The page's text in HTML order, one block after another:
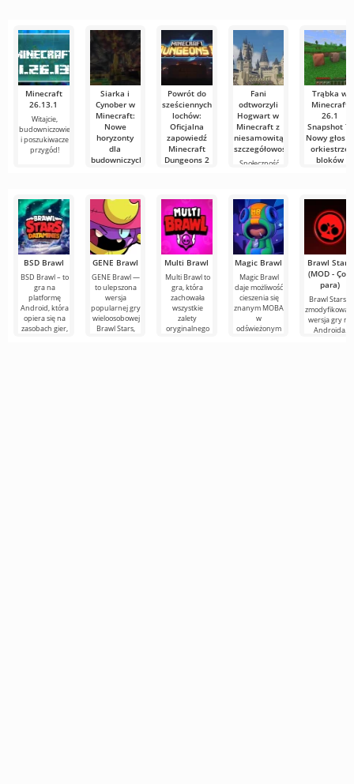
Minecraft
26.13.1
Witajcie,
budowniczowie
i poszukiwacze
przygód!
Siarka i
Cynober w
Minecraft:
Nowe
horyzonty
dla
budowniczych
Minecrafta
Powrót do
sześciennych
lochów:
Oficjalna
zapowiedź
Minecraft
Dungeons 2
popularnego
RPG
Fani
odtworzyli
Hogwart w
Minecraft z
niesamowitą
szczegółowością
Społeczność
Trąbka w
Minecraft
26.1
Snapshot 7:
Nowy głos w
orkiestrze
bloków
BSD Brawl
BSD Brawl – to
gra na
platformę
Android, która
opiera się na
zasobach gier,
GENE Brawl
GENE Brawl —
to ulepszona
wersja
popularnej gry
wieloosobowej
Brawl Stars,
Multi Brawl
Multi Brawl to
gra, która
zachowała
wszystkie
zalety
oryginalnego
Magic Brawl
Magic Brawl
daje możliwość
cieszenia się
znanym MOBA
w
odświeżonym
Brawl Stars
(MOD - Çok
para)
Brawl Stars –
wersja gry na
Androida.